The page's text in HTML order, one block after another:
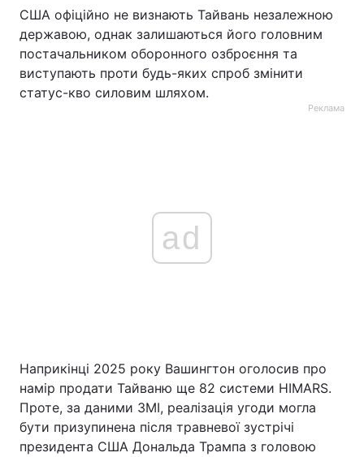
США офіційно не визнають Тайвань незалежною
державою, однак залишаються його головним
постачальником оборонного озброєння та
виступають проти будь-яких спроб змінити
статус-кво силовим шляхом.
Реклама
ad
Наприкінці 2025 року Вашингтон оголосив про
намір продати Тайваню ще 82 системи HIMARS.
Проте, за даними ЗМІ, реалізація угоди могла
бути призупинена після травневої зустрічі
президента США Дональда Трампа з головою